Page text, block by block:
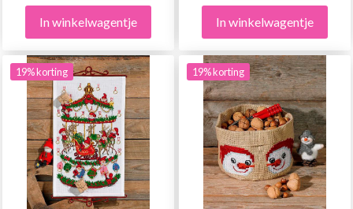
In winkelwagentje In winkelwagentje
19% korting 19% korting